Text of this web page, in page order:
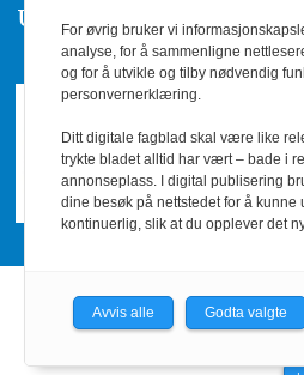
Utgiver: PBL
Powered by
For øvrig bruker vi
analyse, for å sammenligne
og for å utvikle og tilby nødvendig
personvernerklæring.
Ditt digitale fagblad skal være like
trykte bladet alltid har vært – bade i
annonseplass. I digital publisering
dine besøk på nettstedet for å kunne
kontinuerlig, slik at du opplever det
Avvis alle Godta valgte